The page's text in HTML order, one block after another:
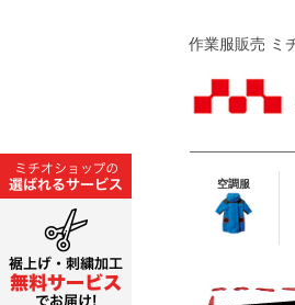
作業服販売 ミ
空調服